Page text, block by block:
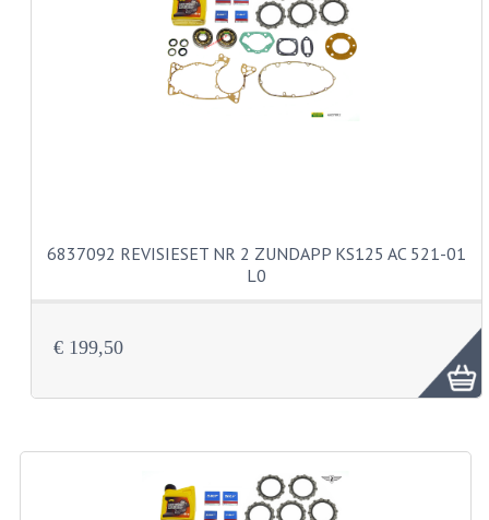
REMDELEN
VELGEN EN SPAKEN
WIELEN DIVERSEN
STUUR EN BEDIENING
COCKPIT ONDERDELEN
HANDELS EN HANDVATTEN
6837092 REVISIESET NR 2 ZUNDAPP KS125 AC 521-01
L0
€ 199,50